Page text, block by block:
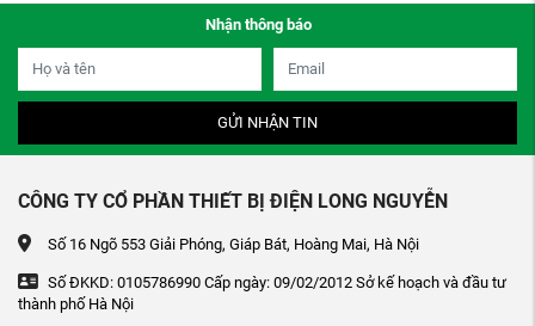
Nhận thông báo
GỬI NHẬN TIN
CÔNG TY CỔ PHẦN THIẾT BỊ ĐIỆN LONG NGUYỄN
Số 16 Ngõ 553 Giải Phóng, Giáp Bát, Hoàng Mai, Hà Nội
Số ĐKKD: 0105786990 Cấp ngày: 09/02/2012 Sở kế hoạch và đầu tư
thành phố Hà Nội